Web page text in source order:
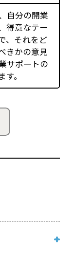
自分の開業
得意なテー
、それをど
きかの意見
サポートの
。